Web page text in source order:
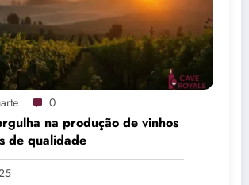
0
na produção de vinhos
de qualidade